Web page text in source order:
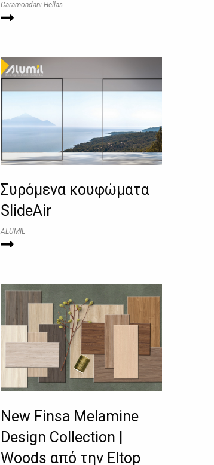
Caramondani Hellas
Συρόμενα κουφώματα
SlideAir
ALUMIL
New Finsa Melamine
Design Collection |
Woods από την Eltop